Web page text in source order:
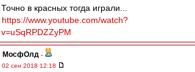
Точно в красных тогда играли...
https://www.youtube.com/watch?
v=uSqRPDZZyPM
МосфОлд -
02 сен 2018 12:18